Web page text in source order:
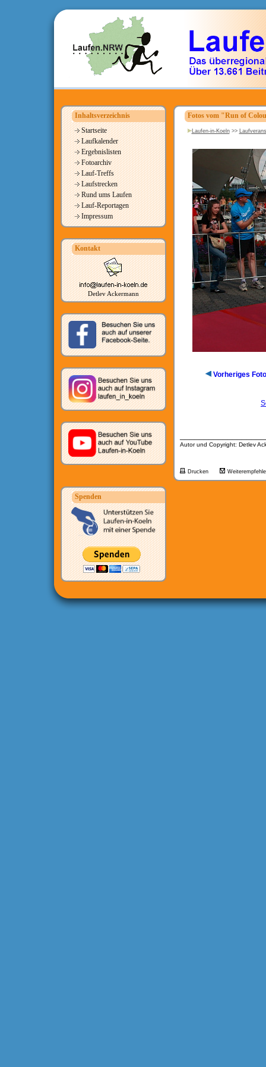
Inhaltsverzeichnis
Startseite
Laufkalender
Ergebnislisten
Fotoarchiv
Lauf-Treffs
Laufstrecken
Rund ums Laufen
Lauf-Reportagen
Impressum
Kontakt
Detlev Ackermann
Spenden
Fotos vom "Run of
Laufen-in-Koeln>>
Vorheriges Foto
Autor und Copyright: Detlev
Drucken